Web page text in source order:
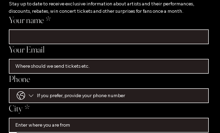
Stay up to date to receive exclusive information about artists and their performances,
discounts, rebates, win concert tickets and other surprises for fans once a month.
Your name *
Your Email
Phone
City *